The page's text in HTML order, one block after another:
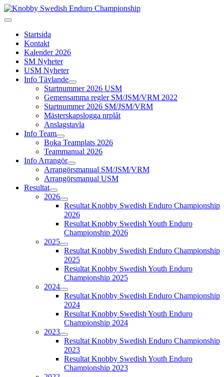
Startsida
Kontakt
Kalender 2026
SM Nyheter
USM Nyheter
Info Tävlande
Startnummer 2026 USM
Gemensamma regler SM/JSM/VRM 2022
Startnummer 2026 SM/JSM/VRM
Mästerskapslogga nrplåt
Anslagstavla
Info Team
Boka Teamplats 2026
Teammanual 2026
Info Arrangör
Arrangörsmanual SM/JSM/VRM
Arrangörsmanual USM
Resultat
2026
Resultat Knobby Swedish Enduro Championship
2026
Resultat Knobby Swedish Youth Enduro
Championship 2026
2025
Resultat Knobby Swedish Enduro Championship
2025
Resultat Knobby Swedish Youth Enduro
Championship 2025
2024
Resultat Knobby Swedish Enduro Championship
2024
Resultat Knobby Swedish Youth Enduro
Championship 2024
2023
Resultat Knobby Swedish Enduro Championship
2023
Resultat Knobby Swedish Youth Enduro
Championship 2023